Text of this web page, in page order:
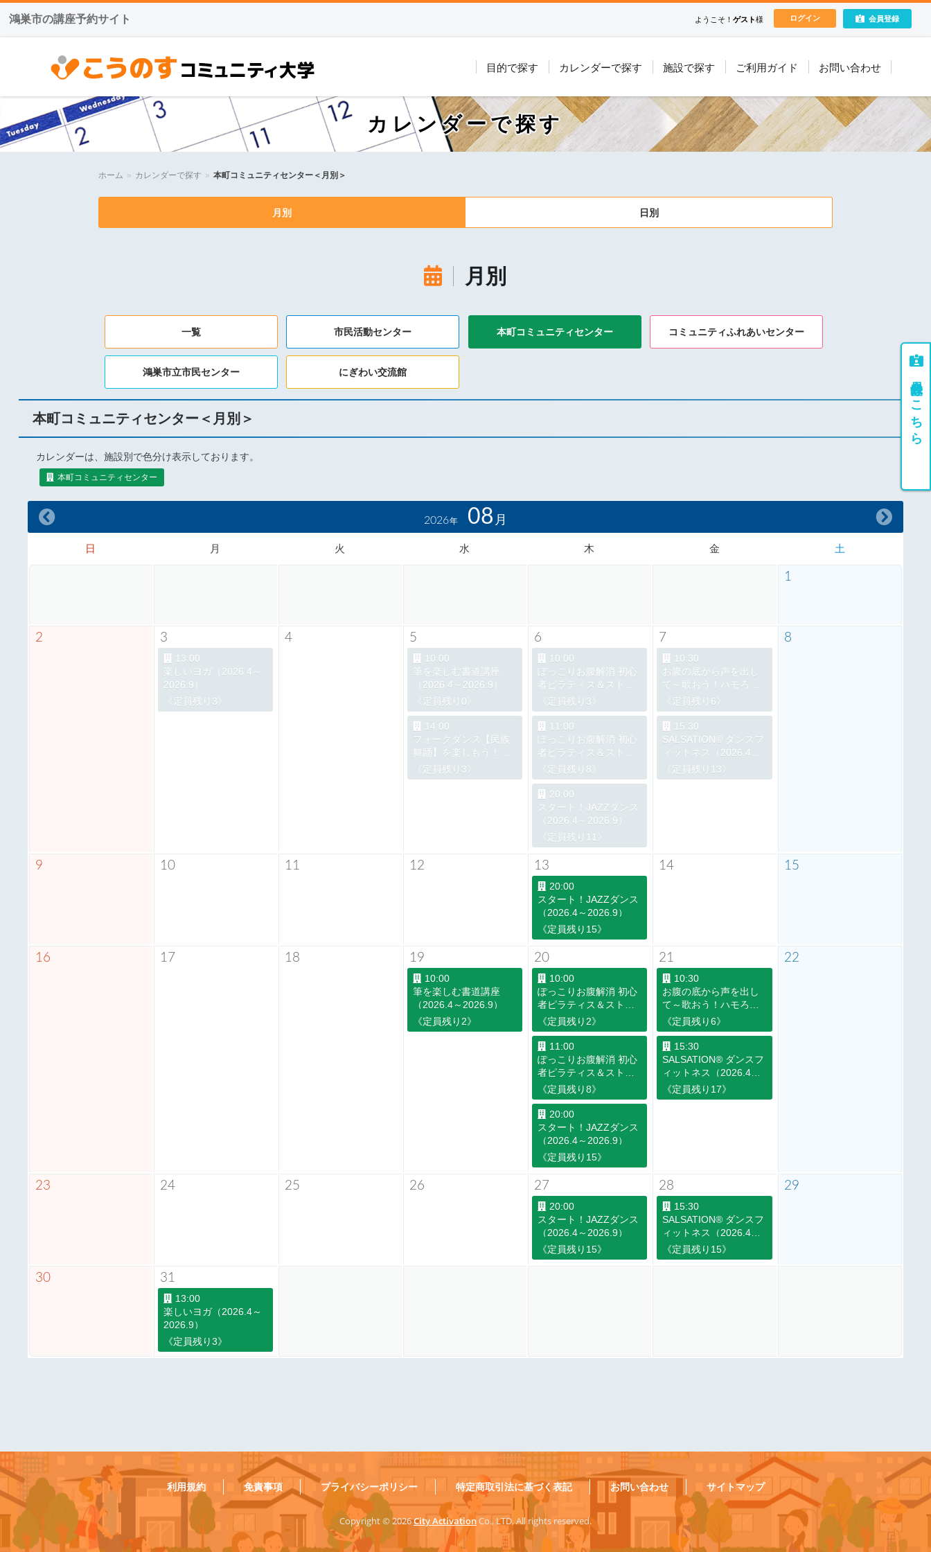
鴻巣市の講座予約サイト 会員登録
ログイン
ようこそ！ ゲスト様
こうのすコミュニティ大学
目的で探す カレンダーで探す 施設で探す ご利用ガイド お問い合わせ
カレンダーで探す
ホーム » カレンダーで探す » 本町コミュニティセンター＜月別＞
月別 日別
月別
一覧 市民活動センター 本町コミュニティセンター コミュニティふれあいセンター
鴻巣市立市民センター にぎわい交流館
本町コミュニティセンター＜月別＞
カレンダーは、施設別で色分け表示しております。
本町コミュニティセンター
2026年 08 月
日 月 火 水 木 金 土
1
2 3
13:00
楽しいヨガ（2026.4～
2026.9）
《定員残り3》
4 5
10:00
筆を楽しむ書道講座
（2026.4～2026.9）
《定員残り0》
14:00
フォークダンス【民族
舞踊】を楽しもう！
（2026.4～2026.9）
《定員残り3》
6
10:00
ぽっこりお腹解消 初心
者ピラティス＆ストレ
ッチ 10:00クラス
（2026.4～2026.9）
《定員残り3》
11:00
ぽっこりお腹解消 初心
者ピラティス＆ストレ
ッチ 11:00クラス
（2026.4～2026.9）
《定員残り8》
20:00
スタート！JAZZダンス
（2026.4～2026.9）
《定員残り11》
7
10:30
お腹の底から声を出し
て～歌おう！ハモろ
う！（2026.4～
2026.9）
《定員残り6》
15:30
SALSATION® ダンスフ
ィットネス（2026.4～
2026.9）
《定員残り13》
8
9 10 11 12 13
20:00
スタート！JAZZダンス
（2026.4～2026.9）
《定員残り15》
14 15
16 17 18 19
10:00
筆を楽しむ書道講座
（2026.4～2026.9）
《定員残り2》
20
10:00
ぽっこりお腹解消 初心
者ピラティス＆ストレ
ッチ 10:00クラス
（2026.4～2026.9）
《定員残り2》
11:00
ぽっこりお腹解消 初心
者ピラティス＆ストレ
ッチ 11:00クラス
（2026.4～2026.9）
《定員残り8》
20:00
スタート！JAZZダンス
（2026.4～2026.9）
《定員残り15》
21
10:30
お腹の底から声を出し
て～歌おう！ハモろ
う！（2026.4～
2026.9）
《定員残り6》
15:30
SALSATION® ダンスフ
ィットネス（2026.4～
2026.9）
《定員残り17》
22
23 24 25 26 27
20:00
スタート！JAZZダンス
（2026.4～2026.9）
《定員残り15》
28
15:30
SALSATION® ダンスフ
ィットネス（2026.4～
2026.9）
《定員残り15》
29
30 31
13:00
楽しいヨガ（2026.4～
2026.9）
《定員残り3》
会員登録はこちら
利用規約 免責事項 プライバシーポリシー 特定商取引法に基づく表記 お問い合わせ サイトマップ
Copyright ©2026City ActivationCo., LTD, All rights reserved.